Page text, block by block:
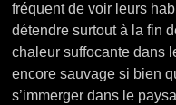
fréquent de voir leurs
détendre surtout à la fin
chaleur suffocante dans
encore sauvage si bien
s’immerger dans le